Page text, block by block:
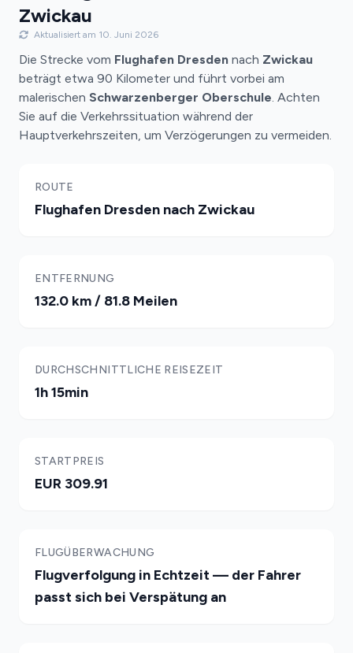
Zwickau
Aktualisiert am 10. Juni 2026
Die Strecke vom Flughafen Dresden nach Zwickau
beträgt etwa 90 Kilometer und führt vorbei am
malerischen Schwarzenberger Oberschule. Achten
Sie auf die Verkehrssituation während der
Hauptverkehrszeiten, um Verzögerungen zu vermeiden.
ROUTE
Flughafen Dresden nach Zwickau
ENTFERNUNG
132.0 km / 81.8 Meilen
DURCHSCHNITTLICHE REISEZEIT
1h 15min
STARTPREIS
EUR 309.91
FLUGÜBERWACHUNG
Flugverfolgung in Echtzeit — der Fahrer
passt sich bei Verspätung an